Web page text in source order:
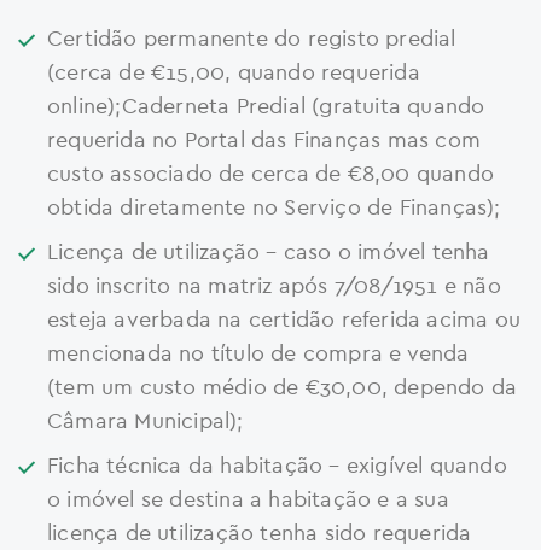
Certidão permanente do registo predial
(cerca de €15,00, quando requerida
online);Caderneta Predial (gratuita quando
requerida no Portal das Finanças mas com
custo associado de cerca de €8,00 quando
obtida diretamente no Serviço de Finanças);
Licença de utilização – caso o imóvel tenha
sido inscrito na matriz após 7/08/1951 e não
esteja averbada na certidão referida acima ou
mencionada no título de compra e venda
(tem um custo médio de €30,00, dependo da
Câmara Municipal);
Ficha técnica da habitação – exigível quando
o imóvel se destina a habitação e a sua
licença de utilização tenha sido requerida